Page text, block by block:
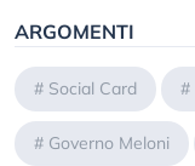
ARGOMENTI
# Social Card #
# Governo Meloni